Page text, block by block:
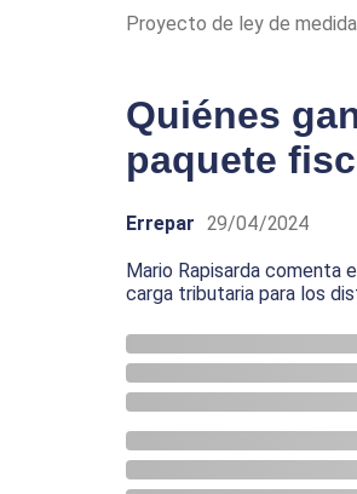
Proyecto de ley de
Quiénes
paquete
Errepar 29/04/2024
Mario Rapisarda comenta
carga tributaria para los